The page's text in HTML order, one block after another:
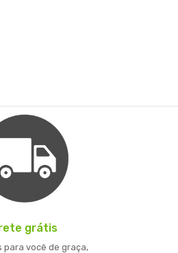
grátis
para você de graça,